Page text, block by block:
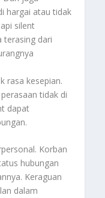
hargai atau tidak
silent
terasing dari
rasa kesepian.
tidak di
dapat
Korban
hubungan
Keraguan
dalam